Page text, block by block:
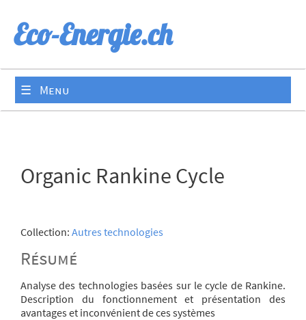
Eco-Energie.ch
☰ Menu
Organic Rankine Cycle
Collection: Autres technologies
Résumé
Analyse des technologies basées sur le cycle de Rankine.
Description du fonctionnement et présentation des
avantages et inconvénient de ces systèmes